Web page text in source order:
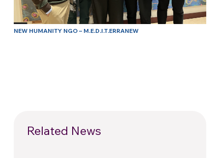
NEW HUMANITY NGO – M.E.D.I.T.ERRANEW
Related News